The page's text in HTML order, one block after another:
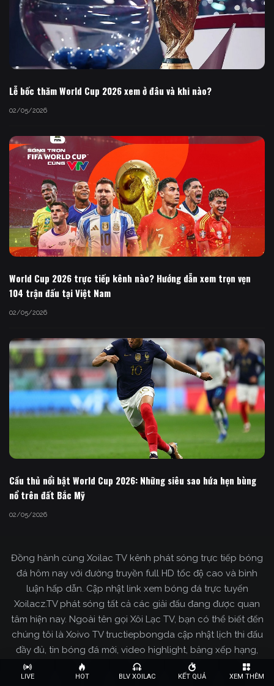
Lễ bốc thăm World Cup 2026 xem ở đâu và khi nào?
02/05/2026
World Cup 2026 trực tiếp kênh nào? Hướng dẫn xem trọn vẹn
104 trận đấu tại Việt Nam
02/05/2026
Cầu thủ nổi bật World Cup 2026: Những siêu sao hứa hẹn bùng
nổ trên đất Bắc Mỹ
02/05/2026
Đồng hành cùng Xoilac TV kênh phát sóng trực tiếp bóng
đá hôm nay với đường truyền full HD tốc độ cao và bình
luận hấp dẫn. Cập nhật link xem bóng đá trực tuyến
Xoilacz.TV phát sóng tất cả các giải đấu đang được quan
tâm hiện nay. Ngoài tên gọi Xôi Lạc TV, bạn có thể biết đến
chúng tôi là Xoivo TV tructiepbongda cập nhật lịch thi đấu
đầy đủ, tin bóng đá mới, video highlight, bảng xếp hạng,
kết quả, kiến thức bóng đá... tất cả thông tin về môn thể
thao vua sẽ được tổng hợp từ Xoilac. Truy cập website để
LIVE HOT BLV XOILAC KẾT QUẢ XEM THÊM